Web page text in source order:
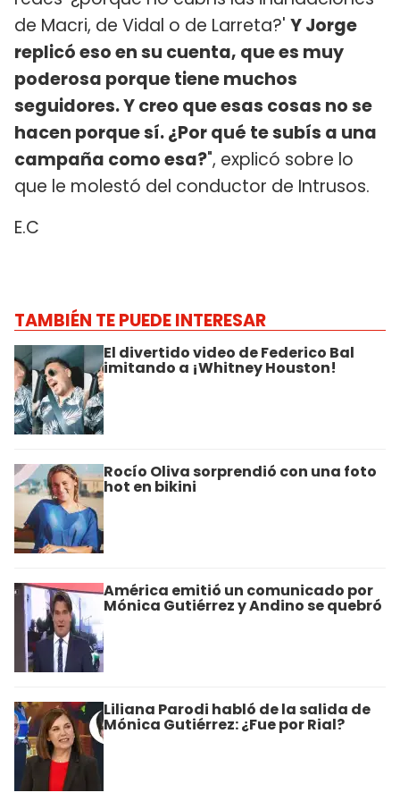
de Macri, de Vidal o de Larreta?' Y Jorge
replicó eso en su cuenta, que es muy
poderosa porque tiene muchos
seguidores. Y creo que esas cosas no se
hacen porque sí. ¿Por qué te subís a una
campaña como esa?", explicó sobre lo
que le molestó del conductor de Intrusos.
E.C
TAMBIÉN TE PUEDE INTERESAR
El divertido video de Federico Bal
imitando a ¡Whitney Houston!
Rocío Oliva sorprendió con una foto
hot en bikini
América emitió un comunicado por
Mónica Gutiérrez y Andino se quebró
Liliana Parodi habló de la salida de
Mónica Gutiérrez: ¿Fue por Rial?